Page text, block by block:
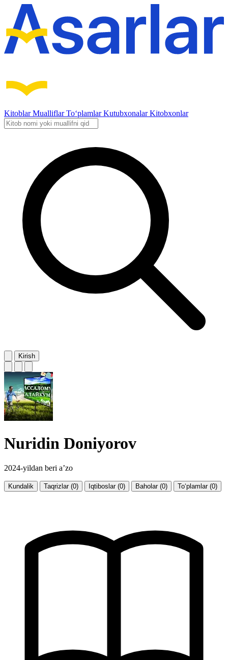
KitoblarMualliflarTo‘plamlarKutubxonalarKitobxonlar
Kirish
Nuridin Doniyorov
2024-yildan beri a’zo
Kundalik Taqrizlar (0) Iqtiboslar (0) Baholar (0) To‘plamlar (0)